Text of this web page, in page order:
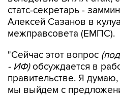
статс-секретарь -
Алексей Сазанов в
межправсовета (ЕМПС).
"Сейчас этот вопрос
- ИФ)обсуждается в
правительстве. Я
мы выйдем с